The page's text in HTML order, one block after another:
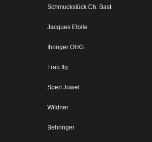
Schmuckstück Ch. Bast
Jacques Etoile
Ihringer OHG
Frau Ilg
Sperl Juwel
Wildner
Behringer